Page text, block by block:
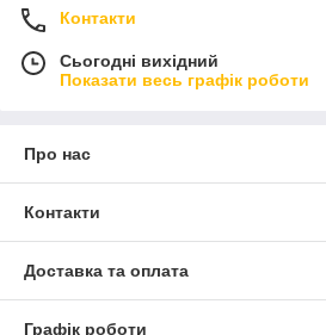
Контакти
Сьогодні вихідний
Показати весь графік роботи
Про нас
Контакти
Доставка та оплата
Графік роботи